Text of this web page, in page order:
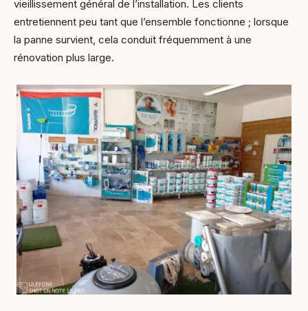
vieillissement général de l’installation. Les clients
entretiennent peu tant que l’ensemble fonctionne ; lorsque
la panne survient, cela conduit fréquemment à une
rénovation plus large.